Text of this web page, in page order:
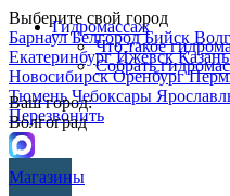
Выберите свой город
БарнаулБелгородБийск
ЕкатеринбургИжевск
НовосибирскОренбург
ТюменьЧебоксары
Перезвонить
Гидромассаж
Что такое
Собрать
Ваш город:
Волгоград
Магазины